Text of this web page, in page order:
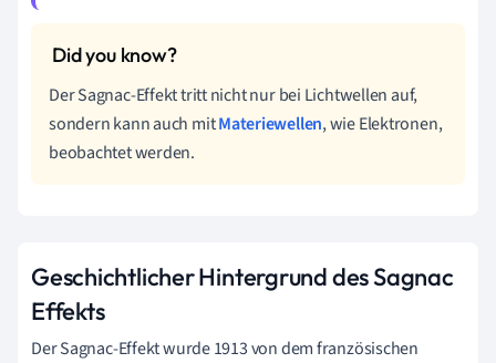
Der Sagnac-Effekt tritt nicht nur bei Lichtwellen auf,
sondern kann auch mitMateriewellen, wie Elektronen,
beobachtet werden.
Geschichtlicher Hintergrund des Sagnac
Effekts
Der Sagnac-Effekt wurde 1913 von dem französischen